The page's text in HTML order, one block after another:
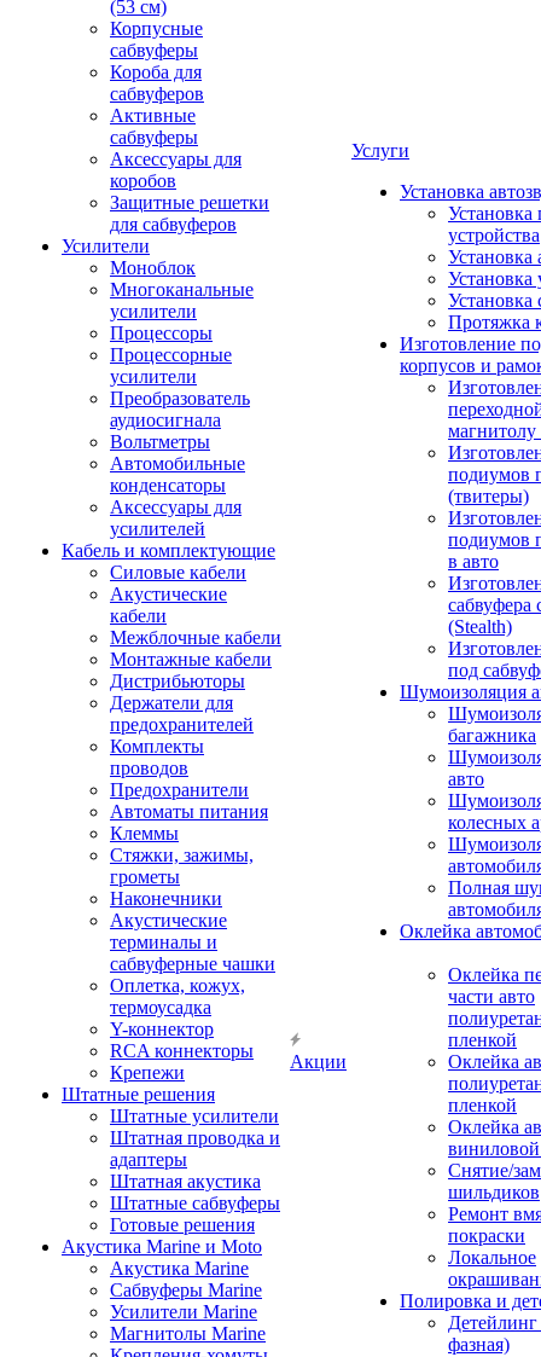
(53 см)
Корпусные
сабвуферы
Короба для
сабвуферов
Активные
сабвуферы
Аксессуары для
коробов
Защитные решетки
для сабвуферов
Усилители
Моноблок
Многоканальные
усилители
Процессоры
Процессорные
усилители
Преобразователь
аудиосигнала
Вольтметры
Автомобильные
конденсаторы
Аксессуары для
усилителей
Кабель и комплектующие
Силовые кабели
Акустические
кабели
Межблочные кабели
Монтажные кабели
Дистрибьюторы
Держатели для
предохранителей
Комплекты
проводов
Предохранители
Автоматы питания
Клеммы
Стяжки, зажимы,
грометы
Наконечники
Акустические
терминалы и
сабвуферные чашки
Оплетка, кожух,
термоусадка
Y-коннектор
RCA коннекторы
Крепежи
Штатные решения
Штатные усилители
Штатная проводка и
адаптеры
Штатная акустика
Штатные сабвуферы
Готовые решения
Акустика Marine и Moto
Акустика Marine
Сабвуферы Marine
Усилители Marine
Магнитолы Marine
Акции
Услуги
Установка
Установка
устройства
Установка
Установка
Установка
Протяжка
Изготовление
корпусов и
подиумов
(твитеры)
подиумов
в авто
сабвуфера
(Stealth)
под
Шумоизоляция
багажника
авто
колесных
Полная
Оклейка
Оклейка
части авто
пленкой
Оклейка
пленкой
Оклейка
Снятие/
шильдиков
Ремонт
покраски
Локальное
Полировка и
фазная)